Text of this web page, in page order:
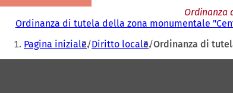
Ordinanza
Ordinanza di tutela della zona monumentale
Siete
qui:
Pagina iniziale Diritto locale Ordinanza di